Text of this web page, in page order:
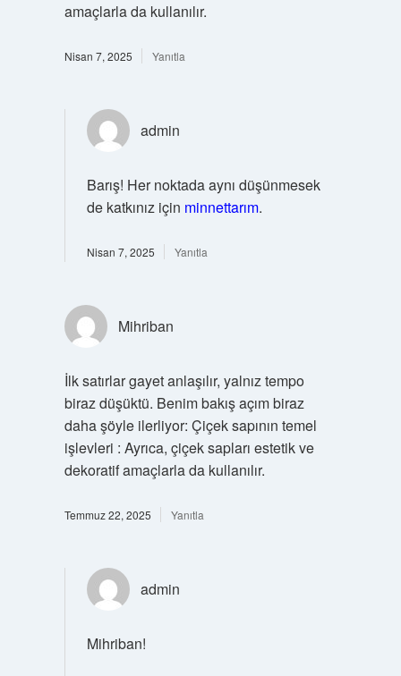
amaçlarla da kullanılır.
Nisan 7, 2025 Yanıtla
admin
Barış! Her noktada aynı düşünmesek
de katkınız için minnettarım.
Nisan 7, 2025 Yanıtla
Mihriban
İlk satırlar gayet anlaşılır, yalnız tempo
biraz düşüktü. Benim bakış açım biraz
daha şöyle ilerliyor: Çiçek sapının temel
işlevleri : Ayrıca, çiçek sapları estetik ve
dekoratif amaçlarla da kullanılır.
Temmuz 22, 2025 Yanıtla
admin
Mihriban!